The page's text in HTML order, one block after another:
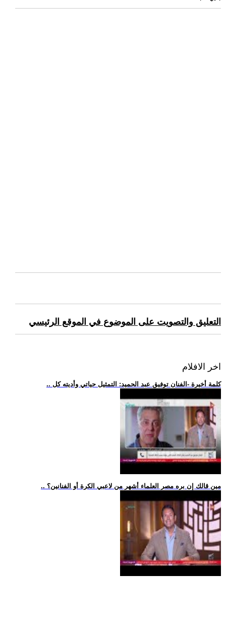
التعليق والتصويت على الموضوع في الموقع الرئيسي
اخر الافلام
.. كلمة أخيرة -الفنان توفيق عبد الحميد: التمثيل حياتي وأديته كل
.. مين قالك إن بره مصر العلماء أشهر من لاعبي الكرة أو الفنانين؟